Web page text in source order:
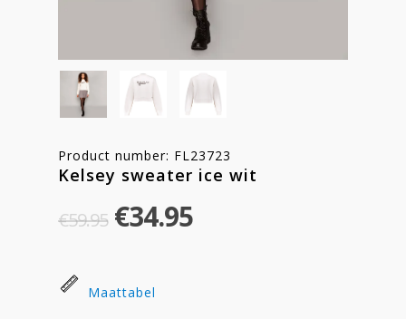
Product number: FL23723
Kelsey sweater ice wit
€59.95 Original
€59.95.
€34.95Current
Maattabel